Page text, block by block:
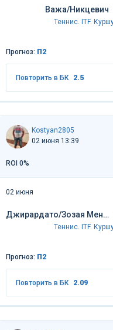
Важа/Никцевич
Теннис. ITF.
Прогноз: П2
Повторить в БК 2.5
Kostyan2805
02 июня 13:39
ROI 0%
Джирардато/Зозая Менендес
02 июня
Теннис ITF.
Прогноз: П2
Повторить в БК 2.09